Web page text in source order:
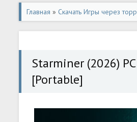
Главная » Скачать Игры через
Стратегии/Strategy,РПГ/RPG,
Starminer (2026)
[Portable]